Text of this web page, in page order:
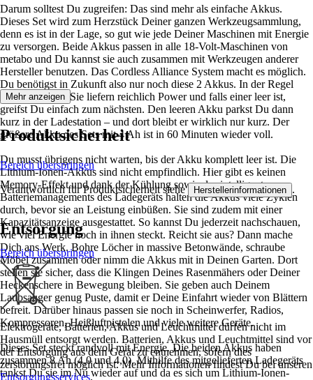
Darum solltest Du zugreifen: Das sind mehr als einfache Akkus.
Dieses Set wird zum Herzstück Deiner ganzen Werkzeugsammlung,
denn es ist in der Lage, so gut wie jede Deiner Maschinen mit Energie
zu versorgen. Beide Akkus passen in alle 18-Volt-Maschinen von
metabo und Du kannst sie auch zusammen mit Werkzeugen anderer
Hersteller benutzen. Das Cordless Alliance System macht es möglich.
Du benötigst in Zukunft also nur noch diese 2 Akkus. In der Regel
reichen sie aus. Sie liefern reichlich Power und falls einer leer ist,
greifst Du einfach zum nächsten. Den leeren Akku parkst Du dann
kurz in der Ladestation – und dort bleibt er wirklich nur kurz. Der
größere Akku des Sets mit 4 Ah ist in 60 Minuten wieder voll.
Du musst übrigens nicht warten, bis der Akku komplett leer ist. Die
Lithium-Ionen-Akkus sind nicht empfindlich. Hier gibt es keinen
Memory-Effekt und dank der Kühlung sowie des intelligenten
Batteriemanagements des Ladegeräts halten die Akkus viele Zyklen
durch, bevor sie an Leistung einbüßen. Sie sind zudem mit einer
Kapazitätsanzeige ausgestattet. So kannst Du jederzeit nachschauen,
wie viel Energie noch in ihnen steckt. Reicht sie aus? Dann mache
Dich ans Werk. Bohre Löcher in massive Betonwände, schraube
Möbel zusammen oder nimm die Akkus mit in Deinen Garten. Dort
stellen sie sicher, dass die Klingen Deines Rasenmähers oder Deiner
Heckenschere in Bewegung bleiben. Sie geben auch Deinem
Laubsauger genug Puste, damit er Deine Einfahrt wieder von Blättern
befreit. Darüber hinaus passen sie noch in Scheinwerfer, Radios,
Kompressoren, Heißluftpistolen und viele weitere Geräte.
Dieses Set steckt randvoll mit Energie. Die beiden Akkus haben
zusammen 8 Ah (4,0 und 4,0). Mithilfe des mitgelieferten Ladegeräts
tankst Du sie im Nu wieder auf und da es sich um Lithium-Ionen-
Mehr anzeigen
Produktsicherheit
Bereich überspringen
Verantwortlich für Produktsicherheit siehe Herstellerinformationen .
Entsorgung
Bereich überspringen
Elektrogeräte, Batterien, Akkus und Leuchtmittel dürfen nicht im
Hausmüll entsorgt werden. Batterien, Akkus und Leuchtmittel sind vor
der Entsorgung aus dem Gerät zu entnehmen, sofern dies
zerstörungsfrei möglich ist. Mehr Informationen findest Du bei unseren
Entsorgungsservices.